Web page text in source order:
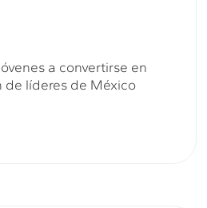
a convertirse en
de líderes de México